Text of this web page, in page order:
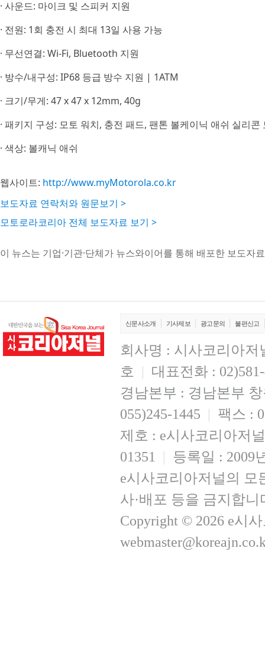
· 사운드: 마이크 및 스피커 지원
· 전원: 1회 충전 시 최대 13일 사용 가능
· 무선연결: Wi-Fi, Bluetooth 지원
· 방수/내구성: IP68 등급 방수 지원 | 1ATM
· 크기/무게: 47 x 47 x 12mm, 40g
· 패키지 구성: 모토 워치, 충전 패드, 팬톤 볼케이닉 애쉬 실리
· 색상: 볼캐닉 애쉬
웹사이트: http://www.myMotorola.co.kr
보도자료 연락처와 원문보기 >
모토로라코리아 전체 보도자료 보기 >
이 뉴스는 기업·기관·단체가 뉴스와이어를 통해 배포한 보도자